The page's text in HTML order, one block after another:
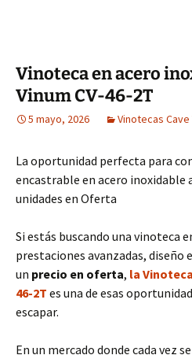
Vinoteca en acero
Vinum CV-46-2T
5 mayo, 2026 Vinotecas Cave
La oportunidad perfecta para
encastrable en acero inoxidable
unidades en Oferta
Si estás buscando una vinoteca
prestaciones avanzadas, diseño
un precio en oferta, la
46-2T es una de esas
escapar.
En un mercado donde cada vez